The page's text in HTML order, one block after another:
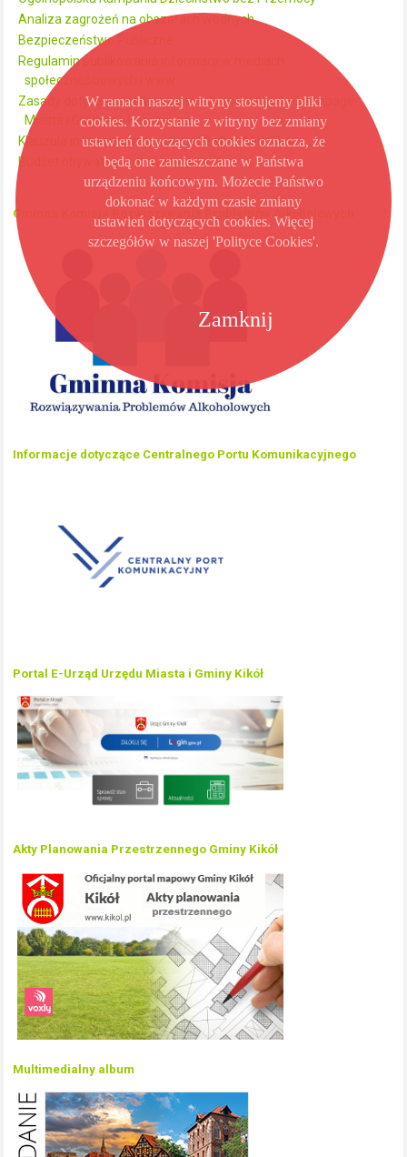
Analiza zagrożeń na obszarach wodnych
Bezpieczeństwo Publiczne
Regulamin publikowania informacji w mediach
społecznościowych i www
Zasady dotyczące ochrony danych osobowych na fanpage
Miasta i Gminy na Facebooku
Klauzula informacyjna profil na FB dla UMiG Kikół
Budżet obywatelski dla Miasta Kikół
Gminna Komisja Rozwiązywania Problemów Alkoholowych
Informacje dotyczące Centralnego Portu Komunikacyjnego
Portal E-Urząd Urzędu Miasta i Gminy Kikół
Akty Planowania Przestrzennego Gminy Kikół
Multimedialny album
Zamknij
W ramach naszej witryny stosujemy pliki
cookies. Korzystanie z witryny bez zmiany
ustawień dotyczących cookies oznacza, że
będą one zamieszczane w Państwa
urządzeniu końcowym. Możecie Państwo
dokonać w każdym czasie zmiany
ustawień dotyczących cookies. Więcej
szczegółów w naszej 'Polityce Cookies'.